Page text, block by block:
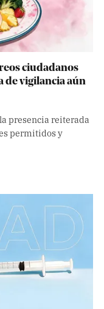
ciudadanos
de vigilancia aún
presencia reiterada
permitidos y